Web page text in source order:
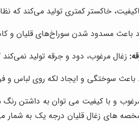
خاکستر کمتری تولید می‌کند که
باعث مسدود شدن سوراخ‌های قلیان و
زغال مرغوب، دود و جرقه تولید
باعث سوختگی و ایجاد لکه روی لباس و
مرغوب و با کیفیت می توان به داشتن
های زغال قلیان درجه یک به شمار